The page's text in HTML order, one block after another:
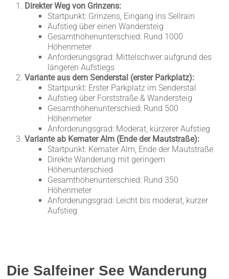
Direkter Weg von Grinzens:
Startpunkt: Grinzens, Eingang ins Sellrain
Aufstieg über einen Wandersteig
Gesamthöhenunterschied: Rund 1000
Höhenmeter
Anforderungsgrad: Mittelschwer aufgrund des
längeren Aufstiegs
Variante aus dem Senderstal (erster Parkplatz):
Startpunkt: Erster Parkplatz im Senderstal
Aufstieg über Forststraße & Wandersteig
Gesamthöhenunterschied: Rund 500
Höhenmeter
Anforderungsgrad: Moderat, kürzerer Aufstieg
Variante ab Kemater Alm (Ende der Mautstraße):
Startpunkt: Kemater Alm, Ende der Mautstraße
Direkte Wanderung mit geringem
Höhenunterschied
Gesamthöhenunterschied: Rund 350
Höhenmeter
Anforderungsgrad: Leicht bis moderat, kurzer
Aufstieg
Die Salfeiner See Wanderung